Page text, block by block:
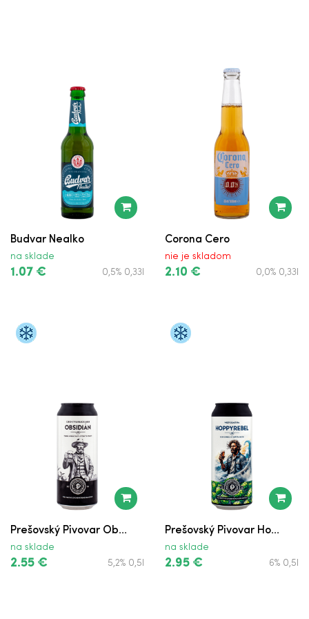
Budvar Výčapné vo Fľaši
Brewdog Punk IPA 11,9°
Svijanský Vozka
Peroni Nastro Azzuro 0,0%
Peroni Nastro Azzuro
Desperados v plechovke
Krušovice 10° v Plechovke
Captain Jack Original
Krušovice 12° vo Fľaši
Zlatý Bažant '73
Zlatý Bažant '73 vo Fľaši
Hoegaarden
Desperados
Corona Extra
Budvar Nealko
na sklade
1.07 € 0,5% 0,33l
Corona Cero
nie je skladom
2.10 € 0,0% 0,33l
Prešovský Pivovar Ob...
na sklade
2.55 € 5,2% 0,5l
Prešovský Pivovar Ho...
na sklade
2.95 € 6% 0,5l